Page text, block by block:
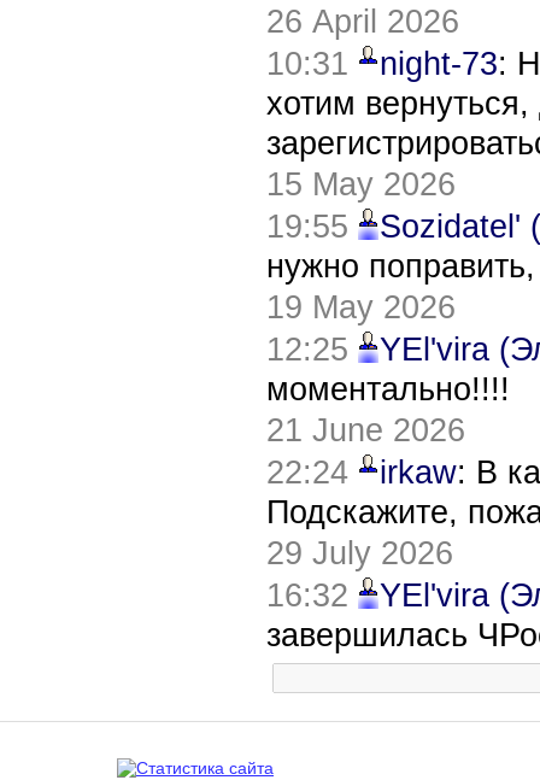
26 April 2026
10:31
night-73:
хотим
15 May 2026
19:55
Sozidatel'
нужно
19 May 2026
12:25
YEl'vira
моментально!!!!
21 June 2026
22:24
irkaw: В
Подскажите,
29 July 2026
16:32
YEl'vira
завершилась